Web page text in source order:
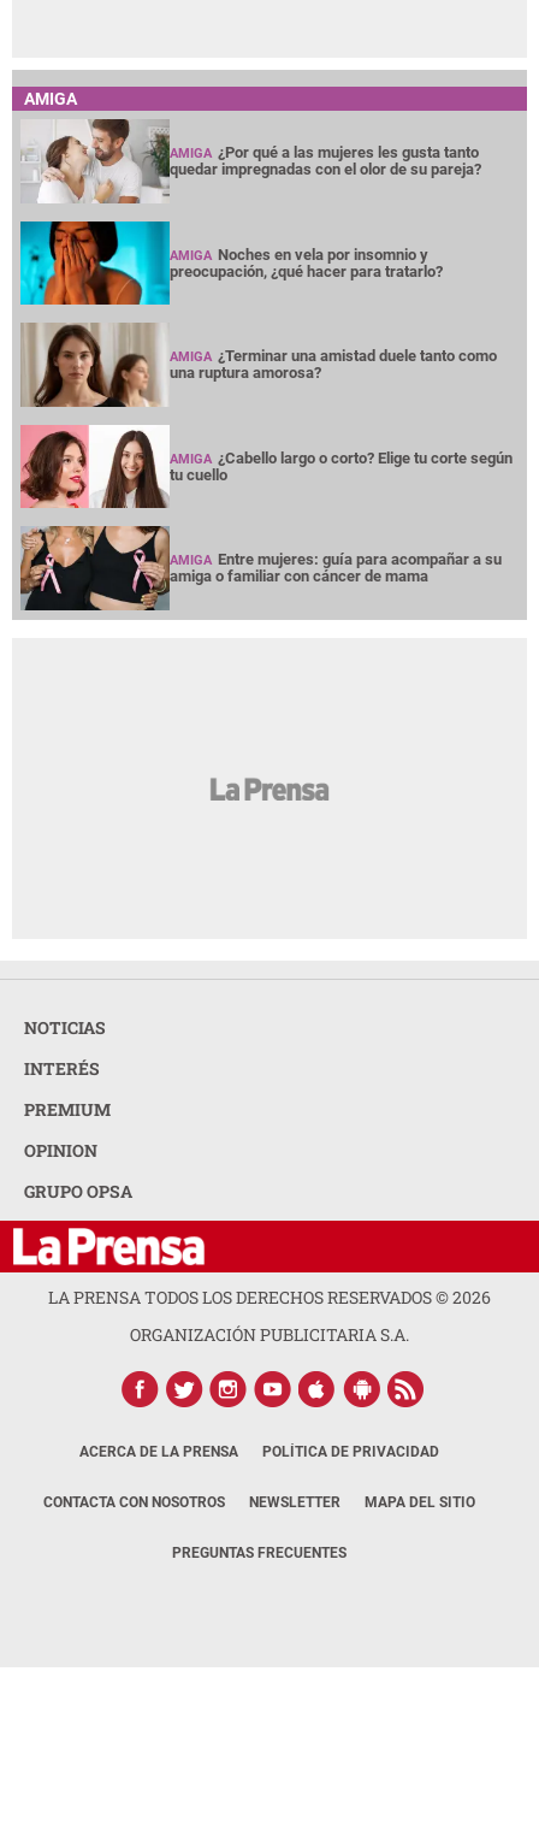
AMIGA
AMIGA ¿Por qué a las mujeres les gusta tanto
quedar impregnadas con el olor de su pareja?
AMIGA Noches en vela por insomnio y
preocupación, ¿qué hacer para tratarlo?
AMIGA ¿Terminar una amistad duele tanto como
una ruptura amorosa?
AMIGA ¿Cabello largo o corto? Elige tu corte según
tu cuello
AMIGA Entre mujeres: guía para acompañar a su
amiga o familiar con cáncer de mama
NOTICIAS
INTERÉS
PREMIUM
OPINION
GRUPO OPSA
LA PRENSA TODOS LOS DERECHOS RESERVADOS ©2026
ORGANIZACIÓN PUBLICITARIA S.A.
ACERCA DE LA PRENSA POLÍTICA DE PRIVACIDAD
CONTACTA CON NOSOTROS NEWSLETTER MAPA DEL SITIO
PREGUNTAS FRECUENTES